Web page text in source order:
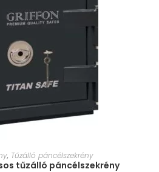
VÁLASZTÁSA
, Tűzálló páncélszekrény
tűzálló páncélszekrény